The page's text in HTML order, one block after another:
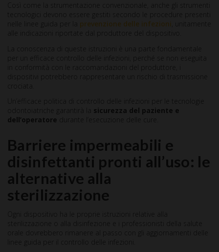
Così come la strumentazione convenzionale, anche gli strumenti
tecnologici devono essere gestiti secondo le procedure presenti
nelle linee guida per la prevenzione delle infezioni
, unitamente
alle indicazioni riportate dal produttore del dispositivo.
La conoscenza di queste istruzioni è una parte fondamentale
per un efficace controllo delle infezioni, perché se non eseguita
in conformità con le raccomandazioni del produttore, i
dispositivi potrebbero rappresentare un rischio di trasmissione
crociata.
Un’efficace politica di controllo delle infezioni per le tecnologie
odontoiatriche garantirà la sicurezza del paziente e
dell’operatore durante l’esecuzione delle cure.
Barriere impermeabili e
disinfettanti pronti all’uso: le
alternative alla
sterilizzazione
Ogni dispositivo ha le proprie istruzioni relative alla
sterilizzazione o alla disinfezione e i professionisti della salute
orale dovrebbero rimanere al passo con gli aggiornamenti delle
linee guida per il controllo delle infezioni.